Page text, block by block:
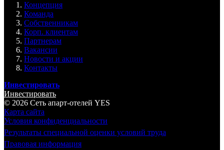
Концепция
Команда
Собственникам
Корп. клиентам
Партнерам
Вакансии
Новости и акции
Контакты
Инвестировать
Инвестировать
© 2026 Cеть апарт-отелей YES
Карта сайта
Условия конфиденциальности
Результаты специальной оценки условий труда
Правовая информация